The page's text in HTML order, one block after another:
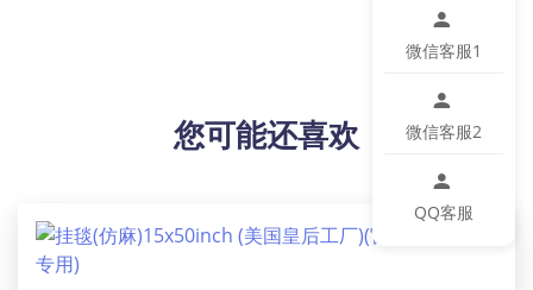
客户用表格下单的时候，一定要带上跟踪号再导入订单
到我们网站。请在下单后就上传面单，工厂生产完毕直
【材质说明】100％涤纶
衣长，版型好穿又好搭，舒适又时尚，简约实用，不易
缩水，耐穿，时尚潮流。
【适用场景】日常活动，工作，休闲娱乐。
【适用人群】女士
您可能还喜欢
微信客服1
微信客服2
QQ客服